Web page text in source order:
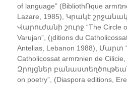
of language” (BibliothՌque
Lazare, 1985), Կրակէ
Վարուժանի շուրջ “The Circle
Varujan”, (լditions du
Antelias, Lebanon 1988), Մարտ
Catholicossat armռnien de Cilicie,
Զրոյցներ
on poetry”, (Diaspora editions,